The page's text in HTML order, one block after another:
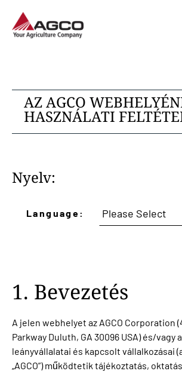
AZ AGCO
HASZNÁLATI
Nyelv:
Language:
1. Bevezetés
A jelen webhelyet az AGCO Corporation
Parkway Duluth, GA 30096 USA) és/vagy
leányvállalatai és kapcsolt vállalkozásai
„AGCO”) működtetik tájékoztatás,